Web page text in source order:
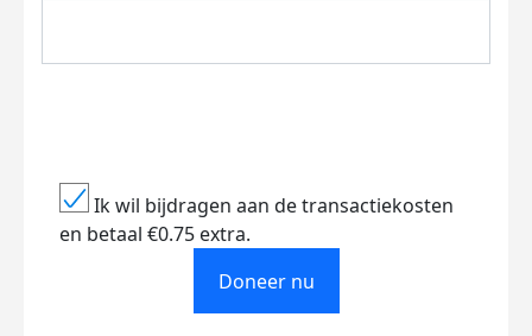
Ik wil bijdragen aan de transactiekosten
en betaal €0.75 extra.
Doneer nu